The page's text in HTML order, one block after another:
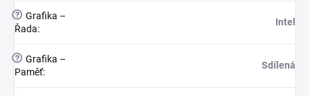
? Grafika –
Řada:
Intel
? Grafika –
Paměť:
Sdílená